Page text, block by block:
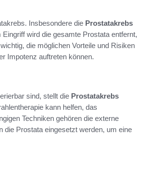
Insbesondere die Prostatakrebs
wird die gesamte Prostata entfernt,
die möglichen Vorteile und Risiken
Impotenz auftreten können.
sind, stellt die Prostatakrebs
kann helfen, das
Techniken gehören die externe
die Prostata eingesetzt werden, um eine